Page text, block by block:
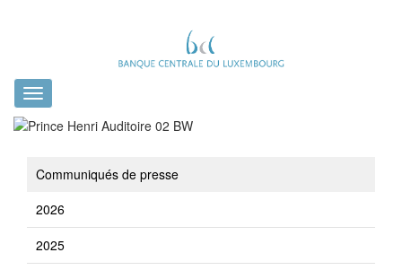
Toggle
navigation
Communiqués de presse
2026
2025